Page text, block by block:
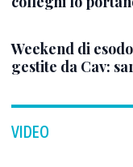
Weekend di
gestite da Cav:
VIDEO